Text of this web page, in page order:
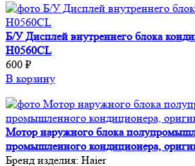
Б/У Дисплей внутреннего блока
H0560CL
600 ₽
В корзину
Мотор наружного блока
промышленного кондиционера,
Бренд изделия: Haier